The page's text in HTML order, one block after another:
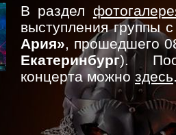
В раздел
выступления группы
Ария», прошедшего
Екатеринбург).
концерта можно здесь